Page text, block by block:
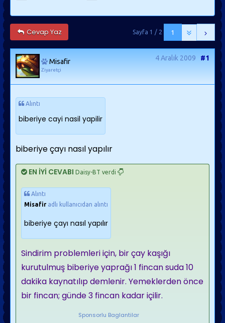
Cevap Yaz 1
Sayfa 1 / 2
Misafir
Ziyaretçi
4 Aralık 2009 #1
Alıntı
biberiye cayi nasil yapilir
biberiye çayı nasıl yapılır
EN İYİ CEVABI Daisy-BT verdi
Alıntı
Misafir adlı kullanıcıdan alıntı
biberiye çayı nasıl yapılır
Sindirim problemleri için, bir çay kaşığı
kurutulmuş biberiye yaprağı 1 fincan suda 10
dakika kaynatılıp demlenir. Yemeklerden önce
bir fincan; günde 3 fincan kadar içilir.
Sponsorlu Baglantilar